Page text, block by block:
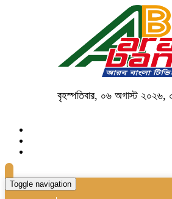
বৃহস্পতিবার, ০৬ অগাস্ট
Toggle navigation